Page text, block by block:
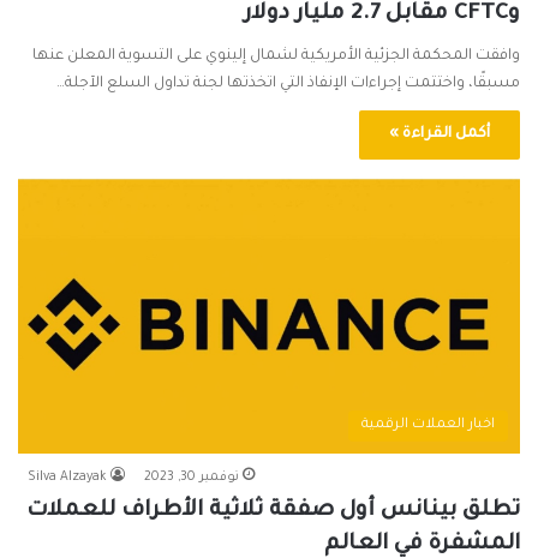
وCFTC مقابل 2.7 مليار دولار
وافقت المحكمة الجزئية الأمريكية لشمال إلينوي على التسوية المعلن عنها
مسبقًا، واختتمت إجراءات الإنفاذ التي اتخذتها لجنة تداول السلع الآجلة…
أكمل القراءة »
اخبار العملات الرقمية
Silva Alzayak نوفمبر 30, 2023
تطلق بينانس أول صفقة ثلاثية الأطراف للعملات
المشفرة في العالم